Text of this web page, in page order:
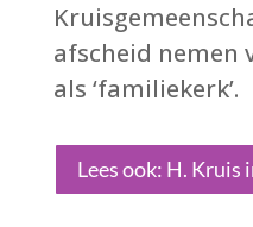
afscheid nemen
als ‘familiekerk’.
Lees ook: H. Kruis